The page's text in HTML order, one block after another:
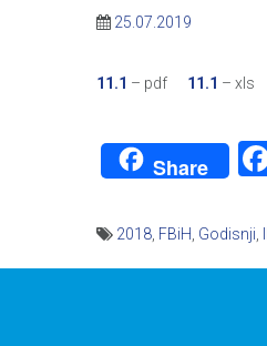
25.07.2019
11.1 – pdf 11.1 – xls
Share
2018 FBiH Godisnji